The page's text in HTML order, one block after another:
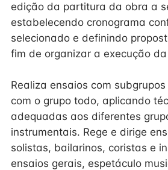
edição da partitura da obra a
estabelecendo cronograma
selecionado e definindo
fim de organizar a execução
Realiza ensaios com
com o grupo todo, aplicando
adequadas aos diferentes
instrumentais. Rege e dirige
solistas, bailarinos, coristas e
ensaios gerais, espetáculo